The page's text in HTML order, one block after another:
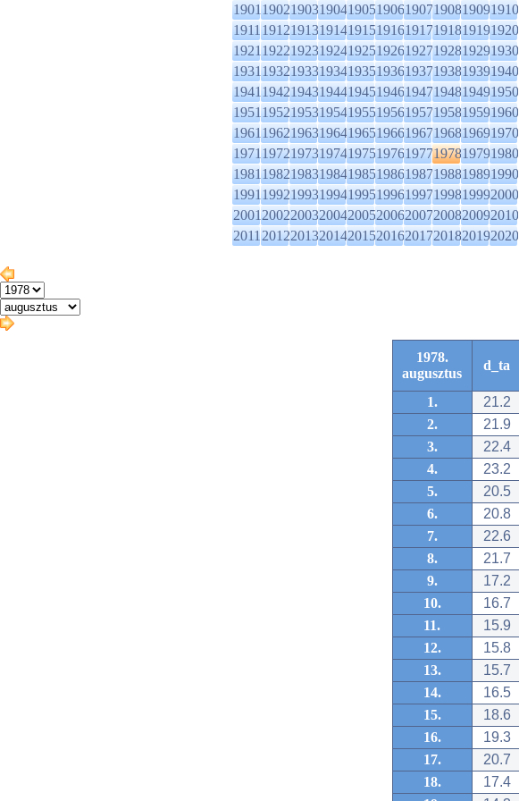
1901190219031904190519061907190819091910
1911191219131914191519161917191819191920
1921192219231924192519261927192819291930
1931193219331934193519361937193819391940
1941194219431944194519461947194819491950
1951195219531954195519561957195819591960
1961196219631964196519661967196819691970
1971197219731974197519761977197819791980
1981198219831984198519861987198819891990
1991199219931994199519961997199819992000
2001200220032004200520062007200820092010
2011201220132014201520162017201820192020
1978.
augusztus
d_ta
1. 21.2
2.
21.9
3.
22.4
4.
23.2
5.
20.5
6.
20.8
7.
22.6
8.
21.7
9.
17.2
10.
16.7
11.
15.9
12.
15.8
13.
15.7
14.
16.5
15.
18.6
16.
19.3
17.
20.7
18.
17.4